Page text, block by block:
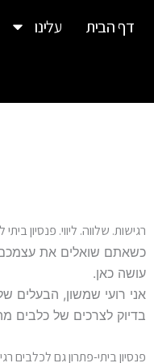
לתוכןדף הבית עלינו
רגישות. שלווה. ליווי. פנסיון
כשאתם שואלים את
עושה כאן.
בדיוק לצרכים של כלבים
פנסיון ביתי-פתרון גם לכלבים